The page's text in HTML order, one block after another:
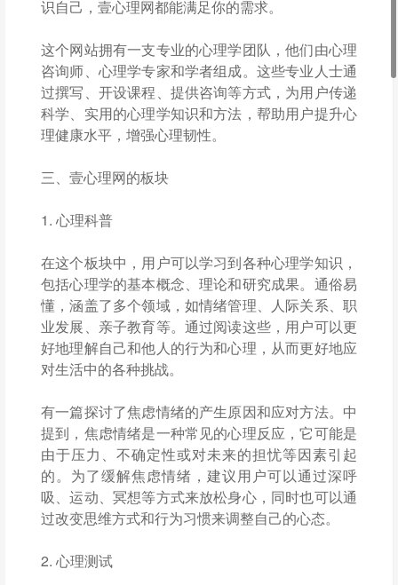
识自己，壹心理网都能满足你的需求。
这个网站拥有一支专业的心理学团队，他们由心理
咨询师、心理学专家和学者组成。这些专业人士通
过撰写、开设课程、提供咨询等方式，为用户传递
科学、实用的心理学知识和方法，帮助用户提升心
理健康水平，增强心理韧性。
三、壹心理网的板块
1. 心理科普
在这个板块中，用户可以学习到各种心理学知识，
包括心理学的基本概念、理论和研究成果。通俗易
懂，涵盖了多个领域，如情绪管理、人际关系、职
业发展、亲子教育等。通过阅读这些，用户可以更
好地理解自己和他人的行为和心理，从而更好地应
对生活中的各种挑战。
有一篇探讨了焦虑情绪的产生原因和应对方法。中
提到，焦虑情绪是一种常见的心理反应，它可能是
由于压力、不确定性或对未来的担忧等因素引起
的。为了缓解焦虑情绪，建议用户可以通过深呼
吸、运动、冥想等方式来放松身心，同时也可以通
过改变思维方式和行为习惯来调整自己的心态。
2. 心理测试